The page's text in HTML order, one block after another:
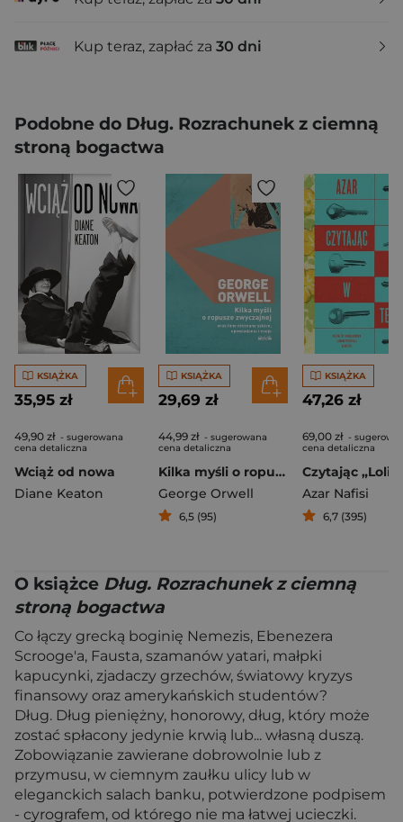
Kup teraz, zapłać za 30 dni
Podobne do Dług. Rozrachunek z ciemną
stroną bogactwa
KSIĄŻKA
35,95 zł
49,90 zł - sugerowana
cena detaliczna
Wciąż od nowa
Diane Keaton
KSIĄŻKA
29,69 zł
44,99 zł - sugerowana
cena detaliczna
Kilka myśli o ropusze zwyczajnej oraz inne nieznane szkice, opowiadania i eseje
George Orwell
6,5 (95)
KSIĄŻKA
47,26 zł
69,00 zł -
cena detaliczna
Azar Nafisi
6,7 (395)
O książce Dług. Rozrachunek z ciemną
stroną bogactwa
Co łączy grecką boginię Nemezis, Ebenezera
Scrooge'a, Fausta, szamanów yatari, małpki
kapucynki, zjadaczy grzechów, światowy kryzys
finansowy oraz amerykańskich studentów?
Dług. Dług pieniężny, honorowy, dług, który może
zostać spłacony jedynie krwią lub... własną duszą.
Zobowiązanie zawierane dobrowolnie lub z
przymusu, w ciemnym zaułku ulicy lub w
eleganckich salach banku, potwierdzone podpisem
- cyrografem, od którego nie ma łatwej ucieczki.